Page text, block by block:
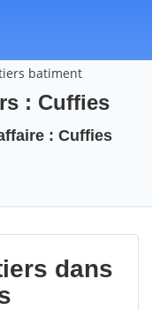
batiment
: Cuffies
: Cuffies
dans